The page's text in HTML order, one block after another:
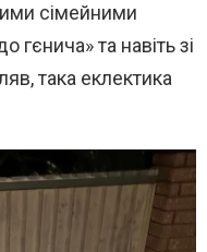
сімейними
та навіть зі
така еклектика